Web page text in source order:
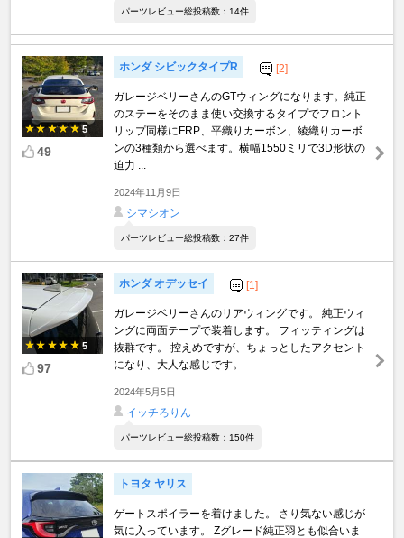
パーツレビュー総投稿数：14件
5
49
ホンダ シビックタイプR [2]
ガレージベリーさんのGTウィングになります。純正
のステーをそのまま使い交換するタイプでフロント
リップ同様にFRP、平織りカーボン、綾織りカーボ
ンの3種類から選べます。横幅1550ミリで3D形状の
迫力 ...
2024年11月9日
シマシオン
パーツレビュー総投稿数：27件
5
97
ホンダ オデッセイ [1]
ガレージベリーさんのリアウィングです。 純正ウィ
ングに両面テープで装着します。 フィッティングは
抜群です。 控えめですが、ちょっとしたアクセント
になり、大人な感じです。
2024年5月5日
イッチろりん
パーツレビュー総投稿数：150件
トヨタ ヤリス
ゲートスポイラーを着けました。 さり気ない感じが
気に入っています。 Zグレード純正羽とも似合いま